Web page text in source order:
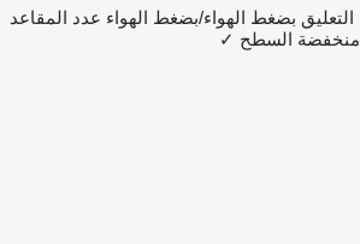
بضغط الهواء/بضغط الهواء عدد المقاعد
منخفضة السطح ✓